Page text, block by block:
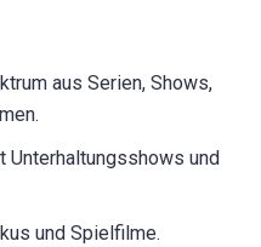
aus Serien, Shows,
Unterhaltungsshows und
und Spielfilme.